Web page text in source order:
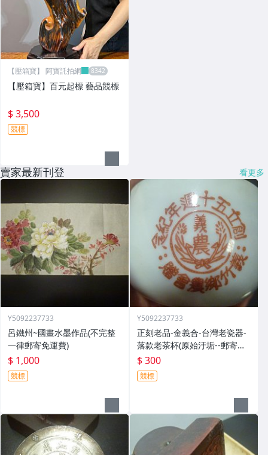
【壓箱寶】 阿寶託拍網
【壓箱寶】百元起標 藝品競標
$ 3,500
競標
賣家最新刊登 看更多
Y5092237733
呂鐵州~國畫水墨作品(不完整
一律郵寄免運費)
$ 1,000
競標
Y5092237733
正刻老品-金義合-台灣老瓷器-
落款老茶杯(原始汙垢--郵寄免
運費)
$ 300
競標